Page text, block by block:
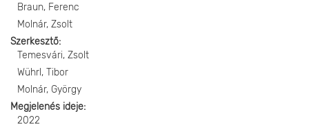
Braun, Ferenc
Molnár, Zsolt
Szerkesztő
Temesvári, Zsolt
Wührl, Tibor
Molnár, György
Megjelenés ideje
2022